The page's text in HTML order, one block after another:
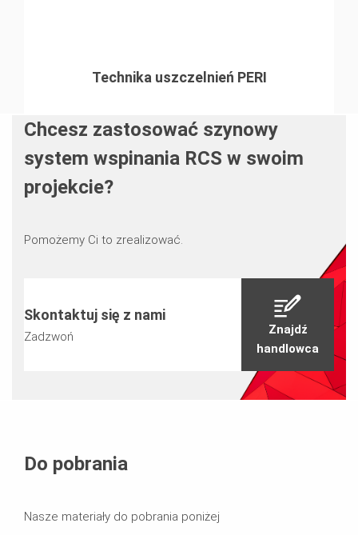
Technika uszczelnień PERI
Chcesz zastosować szynowy
system wspinania RCS w swoim
projekcie?
Pomożemy Ci to zrealizować.
Skontaktuj się z nami
Zadzwoń
Znajdź
handlowca
Do pobrania
Nasze materiały do pobrania poniżej